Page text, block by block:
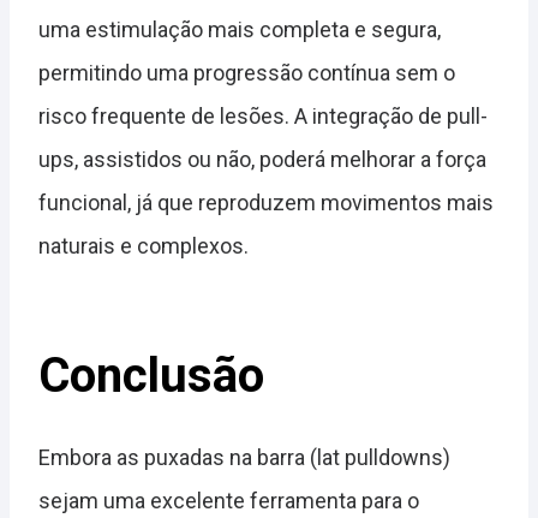
uma estimulação mais completa e segura,
permitindo uma progressão contínua sem o
risco frequente de lesões. A integração de pull-
ups, assistidos ou não, poderá melhorar a força
funcional, já que reproduzem movimentos mais
naturais e complexos.
Conclusão
Embora as puxadas na barra (lat pulldowns)
sejam uma excelente ferramenta para o